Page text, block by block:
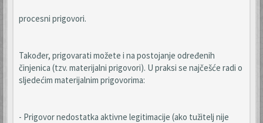
procesni prigovori.
Također, prigovarati možete i na postojanje određenih
činjenica (tzv. materijalni prigovori). U praksi se najčešće radi o
sljedećim materijalnim prigovorima:
- Prigovor nedostatka aktivne legitimacije (ako tužitelj nije